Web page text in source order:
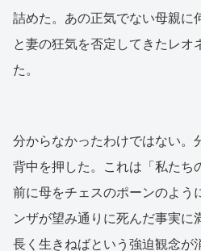
詰めた。あの正気でない母親に
と妻の狂気を否定してきたレオ
た。
分からなかったわけではない。
背中を押した。これは「私たち
前に母をチェスのポーンのよう
ンザが望み通りに死んだ事実に
長く生きねばという強迫観念が